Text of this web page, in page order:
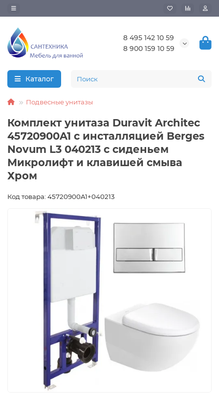
8 495 142 10 59
8 900 159 10 59
Каталог
Подвесные унитазы
Комплект унитаза Duravit Architec
45720900A1 с инсталляцией Berges
Novum L3 040213 с сиденьем
Микролифт и клавишей смыва
Хром
Код товара: 45720900A1+040213